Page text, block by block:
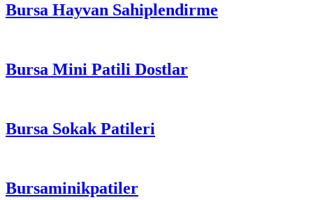
Bursa Hayvan Sahiplendirme
Bursa Mini Patili Dostlar
Bursa Sokak Patileri
Bursaminikpatiler